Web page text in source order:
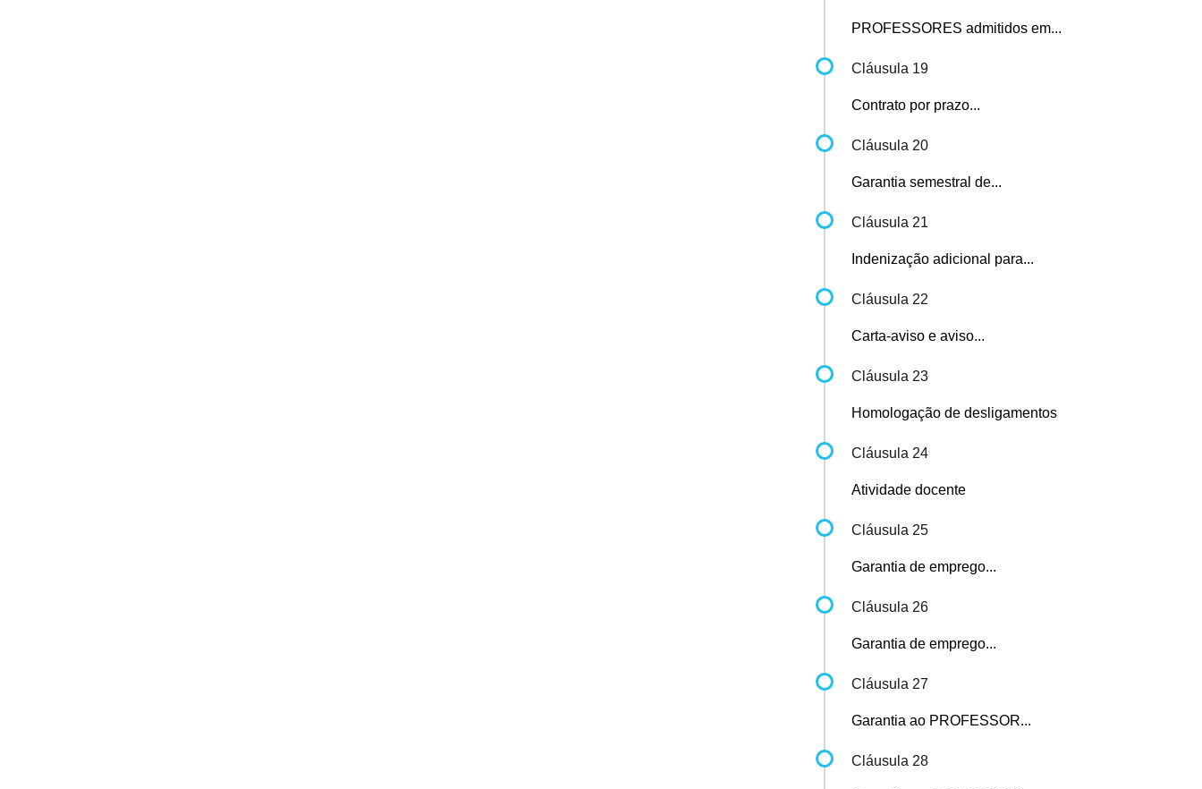
PROFESSORES admitidos em...
Cláusula 19
Contrato por prazo...
Cláusula 20
Garantia semestral de...
Cláusula 21
Indenização adicional para...
Cláusula 22
Carta-aviso e aviso...
Cláusula 23
Homologação de desligamentos
Cláusula 24
Atividade docente
Cláusula 25
Garantia de emprego...
Cláusula 26
Garantia de emprego...
Cláusula 27
Garantia ao PROFESSOR...
Cláusula 28